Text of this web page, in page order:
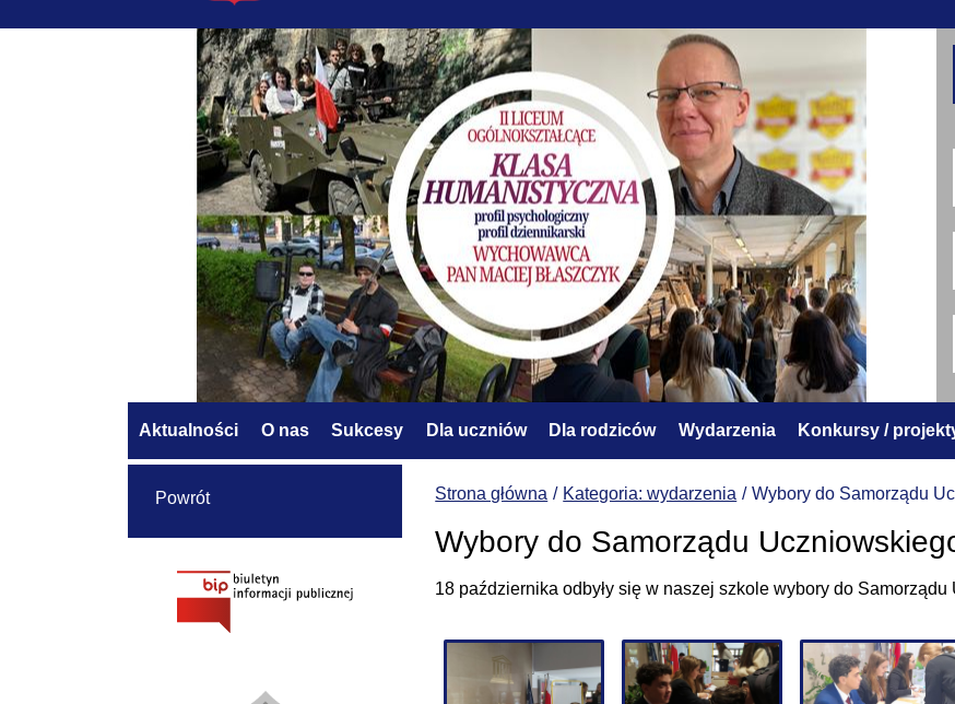
Aktualności O nas Sukcesy Dla uczniów Dla rodziców Wydarzenia Konkursy /
Strona główna Kategoria: wydarzenia Wybory do Samorządu
Wybory do Samorządu
18 października odbyły się w naszej szkole wybory do Samorządu
Powrót